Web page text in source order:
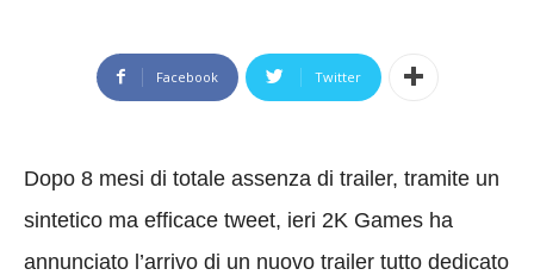
Facebook Twitter
Dopo 8 mesi di totale assenza di trailer, tramite un
sintetico ma efficace tweet, ieri 2K Games ha
annunciato l’arrivo di un nuovo trailer tutto dedicato